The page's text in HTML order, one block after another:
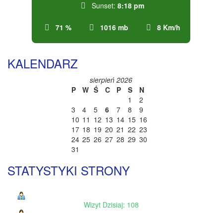
71 % 1016 mb 8 Km/h
Sunset: 8:18 pm
KALENDARZ
sierpień 2026
P
W Ś C P S
N
1
2
3
4 5 6 7 8
9
10 11 12 13 14 15 16
17 18 19 20 21 22 23
24 25 26 27 28 29 30
31
STATYSTYKI STRONY
Wizyt Dzisiaj: 108